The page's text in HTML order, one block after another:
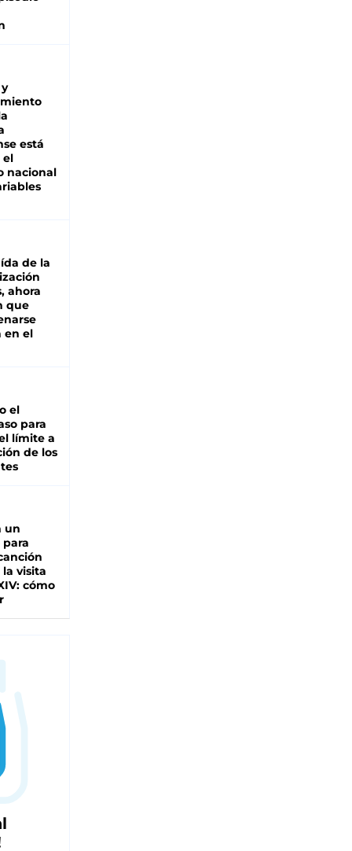
está
el
nacional
de la
ahora
que
en el
el
para
límite a
de los
un
para
visita
cómo